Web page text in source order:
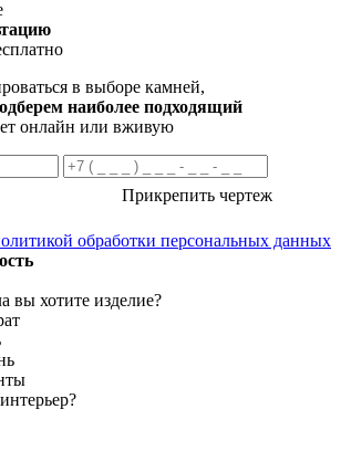
в выборе камней,
наиболее подходящий
онлайн или вживую
Прикрепить чертеж
обработки персональных данных
вы хотите изделие?